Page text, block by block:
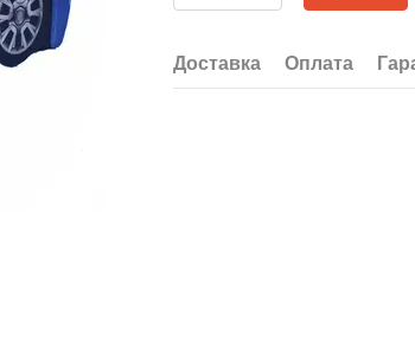
Доставка Оплата